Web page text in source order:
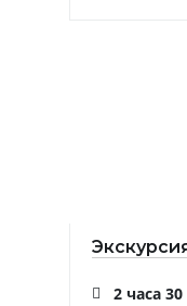
2 часа